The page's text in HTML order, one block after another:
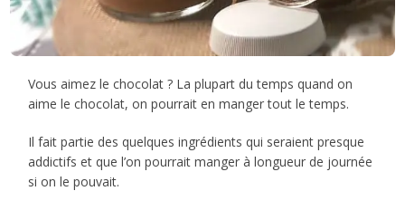
Vous aimez le chocolat ? La plupart du temps quand on
aime le chocolat, on pourrait en manger tout le temps.
Il fait partie des quelques ingrédients qui seraient presque
addictifs et que l’on pourrait manger à longueur de journée
si on le pouvait.